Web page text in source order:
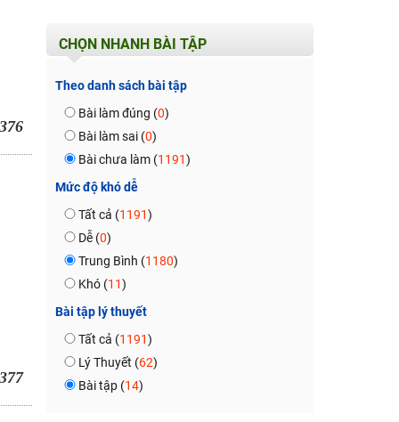
CHỌN NHANH BÀI TẬP
Theo danh sách bài tập
Bài làm đúng (0)
Bài làm sai (0)
Bài chưa làm (1191)
Mức độ khó dễ
Tất cả (1191)
Dễ (0)
Trung Bình (1180)
Khó (11)
Bài tập lý thuyết
Tất cả (1191)
Lý Thuyết (62)
Bài tập (14)